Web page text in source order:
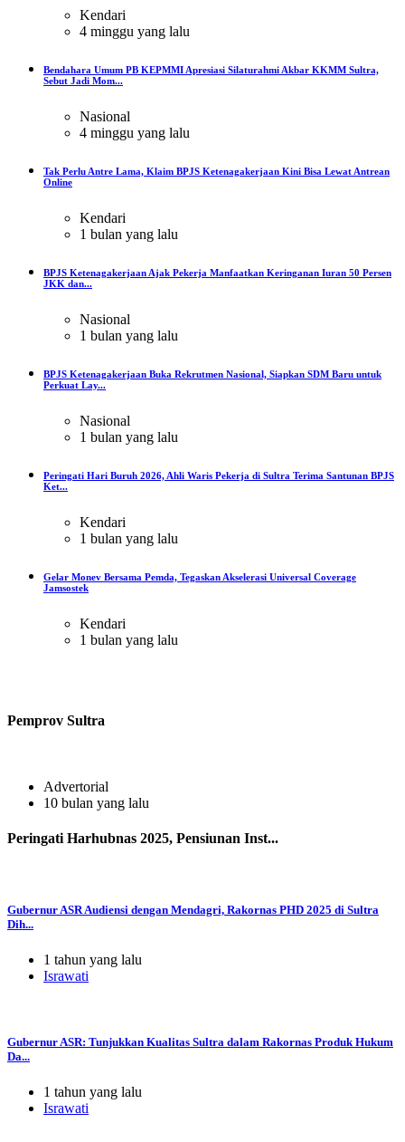
Kendari
4 minggu yang lalu
Bendahara Umum PB KEPMMI Apresiasi Silaturahmi Akbar KKMM Sultra,
Sebut Jadi Mom...
Nasional
4 minggu yang lalu
Tak Perlu Antre Lama, Klaim BPJS Ketenagakerjaan Kini Bisa Lewat Antrean
Online
Kendari
1 bulan yang lalu
BPJS Ketenagakerjaan Ajak Pekerja Manfaatkan Keringanan Iuran 50 Persen
JKK dan...
Nasional
1 bulan yang lalu
BPJS Ketenagakerjaan Buka Rekrutmen Nasional, Siapkan SDM Baru untuk
Perkuat Lay...
Nasional
1 bulan yang lalu
Peringati Hari Buruh 2026, Ahli Waris Pekerja di Sultra Terima Santunan BPJS
Ket...
Kendari
1 bulan yang lalu
Gelar Monev Bersama Pemda, Tegaskan Akselerasi Universal Coverage
Jamsostek
Kendari
1 bulan yang lalu
Pemprov Sultra
Advertorial
10 bulan yang lalu
Peringati Harhubnas 2025, Pensiunan Inst...
Gubernur ASR Audiensi dengan Mendagri, Rakornas PHD 2025 di Sultra
Dih...
1 tahun yang lalu
Israwati
Gubernur ASR: Tunjukkan Kualitas Sultra dalam Rakornas Produk Hukum
Da...
1 tahun yang lalu
Israwati